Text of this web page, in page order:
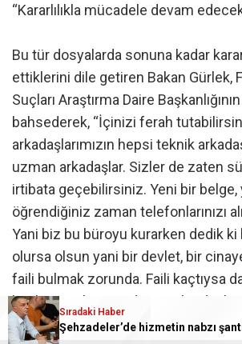
“Kararlılıkla mücadele devam
Bu tür dosyalarda sonuna kadar
ettiklerini dile getiren Bakan Gürlek,
Suçları Araştırma Daire
bahsederek, “İçinizi ferah
arkadaşlarımızın hepsi teknik
uzman arkadaşlar. Sizler de zaten
irtibata geçebilirsiniz. Yeni bir belge,
öğrendiğiniz zaman telefonlarınızı
Yani biz bu büroyu kurarken dedik ki
olursa olsun yani bir devlet, bir
faili bulmak zorunda. Faili kaçtıysa
bırakmamak zorunda. Yani bu
Yani o Oğuz Demir İran’a gitti,
Sıradaki Haber